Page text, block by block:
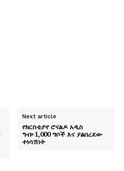
Next article
የክርስቲያኖ ሮናልዶ አዲስ
ግብ፦1,000 ግቦች እና ያልበረደው
ተነሳሽነት